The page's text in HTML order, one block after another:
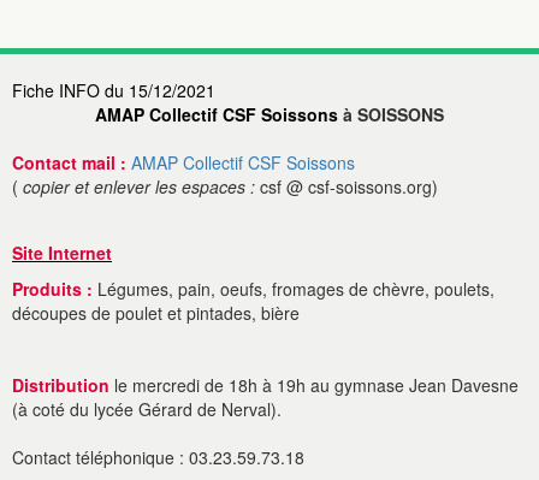
Fiche INFO du 15/12/2021
AMAP Collectif CSF Soissons à SOISSONS
Contact mail : AMAP Collectif CSF Soissons
( copier et enlever les espaces : csf @ csf-soissons.org)
Site Internet
Produits : Légumes, pain, oeufs, fromages de chèvre, poulets,
découpes de poulet et pintades, bière
Distribution le mercredi de 18h à 19h au gymnase Jean Davesne
(à coté du lycée Gérard de Nerval).
Contact téléphonique : 03.23.59.73.18